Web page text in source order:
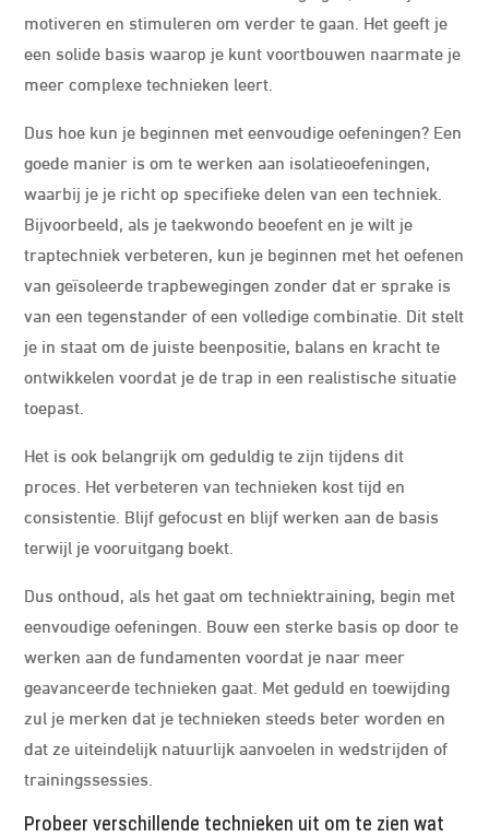
motiveren en stimuleren om verder te gaan. Het geeft je
een solide basis waarop je kunt voortbouwen naarmate je
meer complexe technieken leert.
Dus hoe kun je beginnen met eenvoudige oefeningen? Een
goede manier is om te werken aan isolatieoefeningen,
waarbij je je richt op specifieke delen van een techniek.
Bijvoorbeeld, als je taekwondo beoefent en je wilt je
traptechniek verbeteren, kun je beginnen met het oefenen
van geïsoleerde trapbewegingen zonder dat er sprake is
van een tegenstander of een volledige combinatie. Dit stelt
je in staat om de juiste beenpositie, balans en kracht te
ontwikkelen voordat je de trap in een realistische situatie
toepast.
Het is ook belangrijk om geduldig te zijn tijdens dit
proces. Het verbeteren van technieken kost tijd en
consistentie. Blijf gefocust en blijf werken aan de basis
terwijl je vooruitgang boekt.
Dus onthoud, als het gaat om techniektraining, begin met
eenvoudige oefeningen. Bouw een sterke basis op door te
werken aan de fundamenten voordat je naar meer
geavanceerde technieken gaat. Met geduld en toewijding
zul je merken dat je technieken steeds beter worden en
dat ze uiteindelijk natuurlijk aanvoelen in wedstrijden of
trainingssessies.
Probeer verschillende technieken uit om te zien wat